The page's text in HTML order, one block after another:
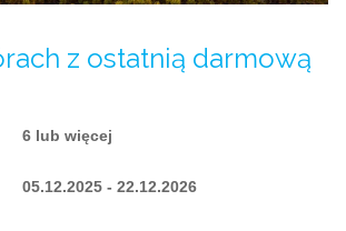
z ostatnią darmową
6 lub więcej
05.12.2025 - 22.12.2026